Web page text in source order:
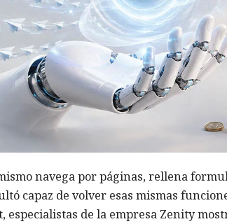
navega por páginas, rellena
capaz de volver esas mismas
especialistas de la empresa Zenity